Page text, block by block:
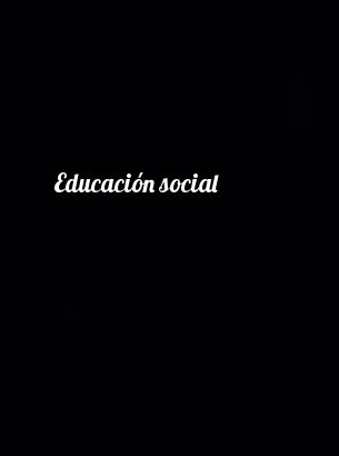
Educación social